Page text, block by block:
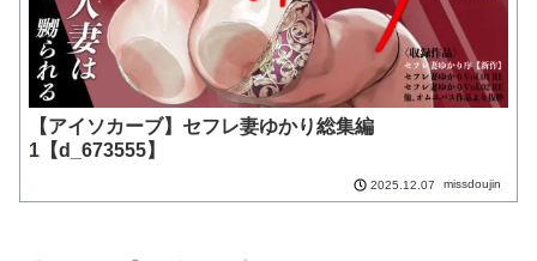
【アイソカーブ】セフレ妻ゆかり総集編
1【d_673555】
2025.12.07 missdoujin